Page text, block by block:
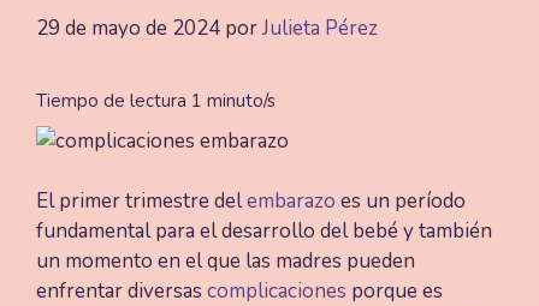
29 de mayo de 2024 porJulieta Pérez
El primer trimestre delembarazo es un período
fundamental para el desarrollo del bebé y también
un momento en el que las madres pueden
enfrentar diversas complicaciones porque es